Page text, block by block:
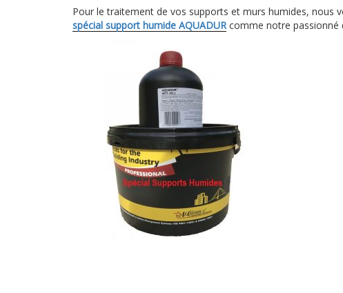
Pour le traitement de vos supports et murs humides, nous
spécial support humide AQUADURcomme notre passionné